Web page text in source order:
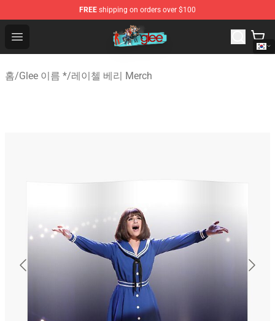
FREE shipping on orders over $100
Open menu
Glee Store - Official Glee Merchandise Shop
홈/Glee 이름 */레이첼 베리 Merch